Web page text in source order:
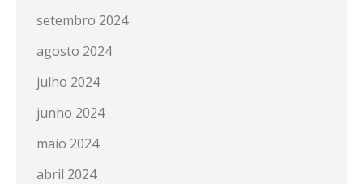
setembro 2024
agosto 2024
julho 2024
junho 2024
maio 2024
abril 2024